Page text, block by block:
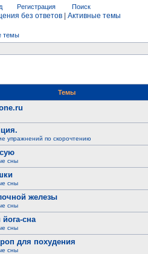
Регистрация Поиск
без ответов Активные темы
темы
Темы
упражнений по скорочтению
сны
сны
железы
сны
сна
сны
для похудения
сны